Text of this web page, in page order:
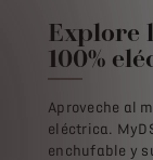
Explore
100%
Aproveche al
eléctrica.
enchufable y